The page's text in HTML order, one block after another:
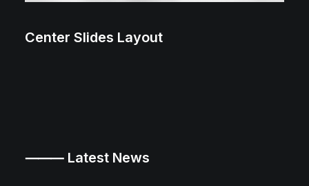
Center Slides Layout
⸻ Latest News